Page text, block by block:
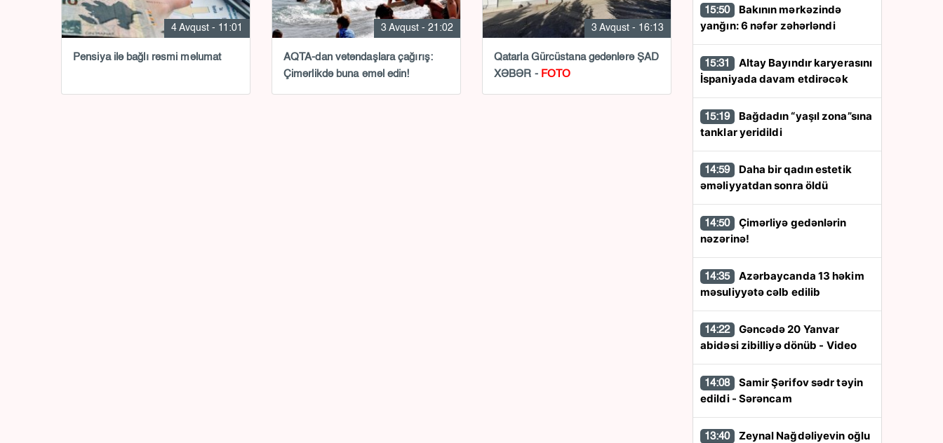
4 Avqust - 11:01
Pensiya ilə bağlı rəsmi məlumat
3 Avqust - 21:02
AQTA-dan vətəndaşlara çağırış:
Çimərlikdə buna əməl edin!
3 Avqust - 16:13
Qatarla Gürcüstana gedənlərə ŞAD
XƏBƏR - FOTO
15:50
yanğın: 6 nəfər zəhərləndi
15:31
İspaniyada davam etdirəcək
15:19
tanklar yeridildi
14:59
əməliyyatdan sonra öldü
14:50
nəzərinə!
14:35
məsuliyyətə cəlb edilib
14:22
abidəsi zibilliyə dönüb - Video
14:08
edildi - Sərəncam
13:40